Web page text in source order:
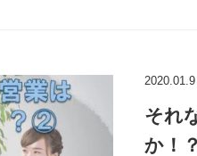
2020.01.9
それ
か！